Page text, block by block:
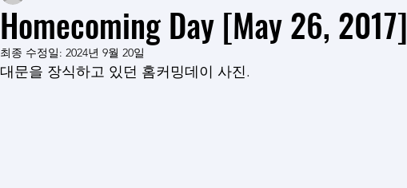
Homecoming Day [May 26, 2017]
최종 수정일: 2024년 9월 20일
대문을 장식하고 있던 홈커밍데이 사진.